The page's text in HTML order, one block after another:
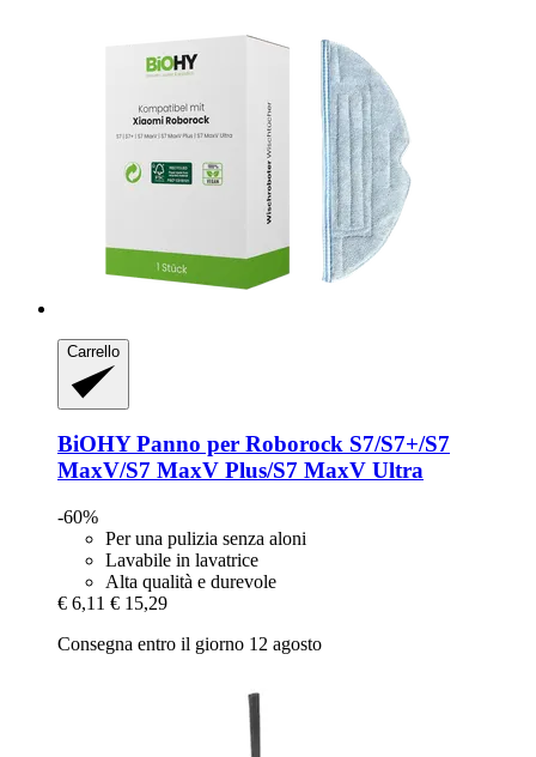
Carrello
BiOHYPanno per Roborock S7/S7+/S7
MaxV/S7 MaxV Plus/S7 MaxV Ultra
-60%
Per una pulizia senza aloni
Lavabile in lavatrice
Alta qualità e durevole
€ 6,11 € 15,29
Consegna entro il giorno 12 agosto